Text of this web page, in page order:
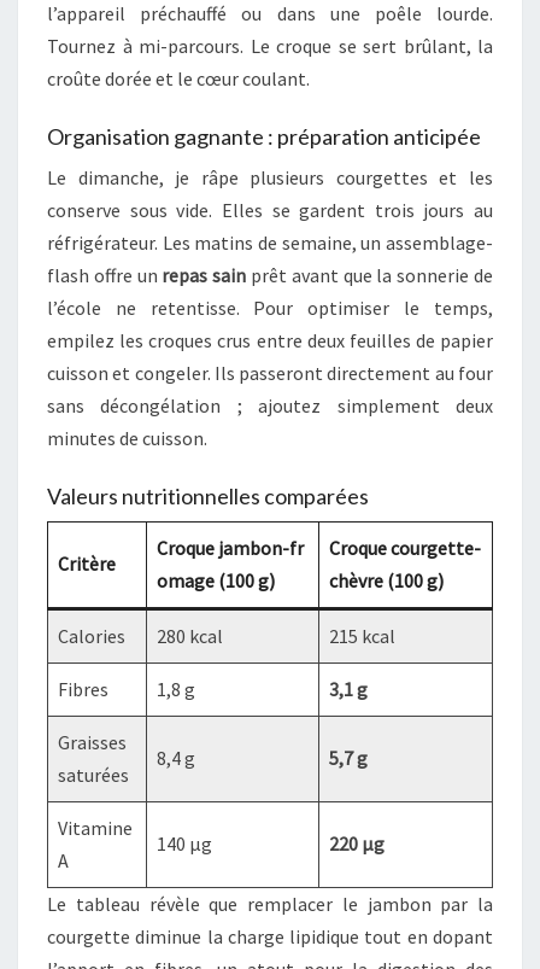
l’appareil préchauffé ou dans une poêle lourde.
Tournez à mi-parcours. Le croque se sert brûlant, la
croûte dorée et le cœur coulant.
Organisation gagnante : préparation anticipée
Le dimanche, je râpe plusieurs courgettes et les
conserve sous vide. Elles se gardent trois jours au
réfrigérateur. Les matins de semaine, un assemblage-
flash offre un repas sain prêt avant que la sonnerie de
l’école ne retentisse. Pour optimiser le temps,
empilez les croques crus entre deux feuilles de papier
cuisson et congeler. Ils passeront directement au four
sans décongélation ; ajoutez simplement deux
minutes de cuisson.
Valeurs nutritionnelles comparées
Critère
Croque jambon-fr
omage (100 g)
Croque courgette-
chèvre (100 g)
Calories 280 kcal 215 kcal
Fibres 1,8 g 3,1 g
Graisses
saturées
8,4 g 5,7 g
Vitamine
A
140 µg 220 µg
Le tableau révèle que remplacer le jambon par la
courgette diminue la charge lipidique tout en dopant